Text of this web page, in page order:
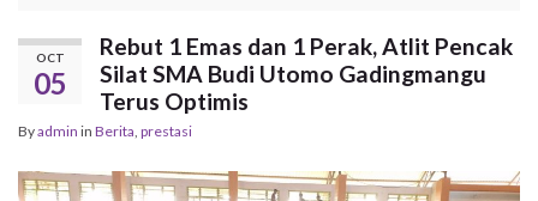
OCT
05
Rebut 1 Emas dan 1 Perak, Atlit Pencak
Silat SMA Budi Utomo Gadingmangu
Terus Optimis
Byadmin in Berita prestasi